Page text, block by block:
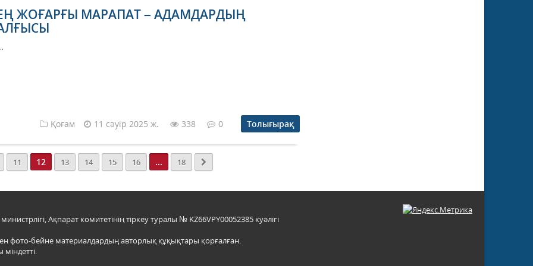
ЖОҒАРҒЫ МАРАПАТ – АДАМДАРДЫҢ
Қоғам 11 сәуір 2025 ж. 338 0 Толығырақ
11 12 13 14 15 16 ... 18
Ақпарат комитетінің тіркеу туралы № KZ66VPY00052385 куәлігі
фото-бейне материалдардың авторлық құқықтары қорғалған.